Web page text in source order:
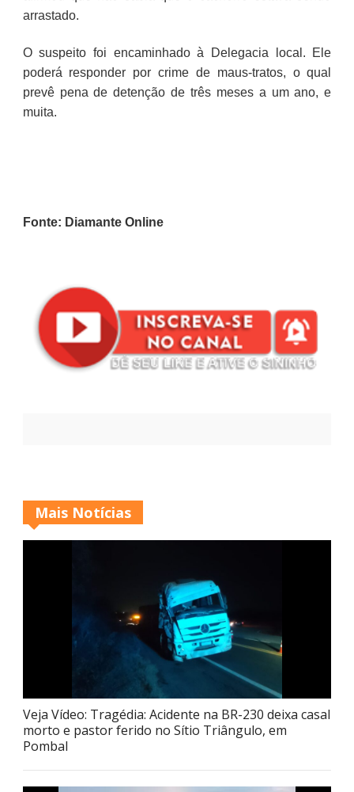
arrastado.
O suspeito foi encaminhado à Delegacia local. Ele
poderá responder por crime de maus-tratos, o qual
prevê pena de detenção de três meses a um ano, e
muita.
Fonte: Diamante Online
Mais Notícias
Veja Vídeo: Tragédia: Acidente na BR-230 deixa casal
morto e pastor ferido no Sítio Triângulo, em
Pombal